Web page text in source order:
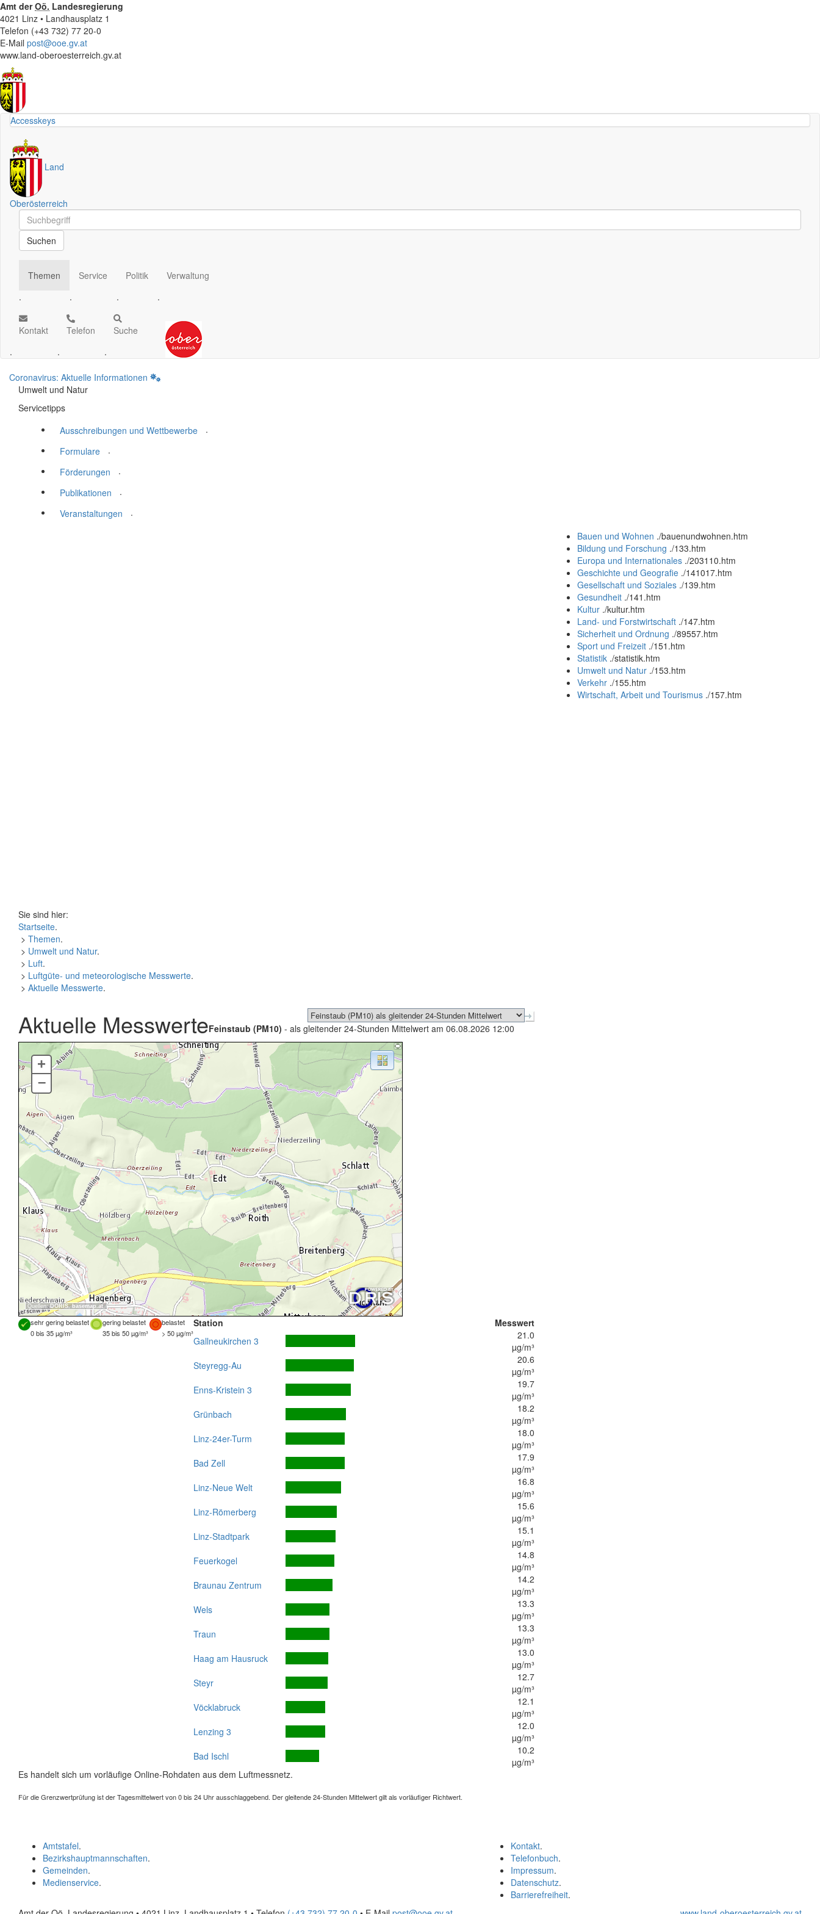
Amt derOö. Landesregierung
4021 Linz • Landhausplatz 1
Telefon (+43 732) 77 20-0
E-Mail post@ooe.gv.at
www.land-oberoesterreich.gv.at
Accesskeys
Land
Oberösterreich
Schnellsuche
Schnellsuche
Suchen
Themen
.
Service
.
Politik
.
Verwaltung
.
Kontakt
.
Telefon
.
Suche
.
Coronavirus: Aktuelle Informationen
Umwelt und Natur
Servicetipps
Ausschreibungen und Wettbewerbe
.
Formulare
.
Förderungen
.
Publikationen
.
Veranstaltungen
.
Bauen und Wohnen ./bauenundwohnen.htm
Bildung und Forschung ./133.htm
Europa und Internationales ./203110.htm
Geschichte und Geografie ./141017.htm
Gesellschaft und Soziales ./139.htm
Gesundheit ./141.htm
Kultur ./kultur.htm
Land- und Forstwirtschaft ./147.htm
Sicherheit und Ordnung ./89557.htm
Sport und Freizeit ./151.htm
Statistik ./statistik.htm
Umwelt und Natur ./153.htm
Verkehr ./155.htm
Wirtschaft, Arbeit und Tourismus ./157.htm
Sie sind hier:
Startseite.
> Themen.
> Umwelt und Natur.
> Luft.
> Luftgüte- und meteorologische Messwerte.
> Aktuelle Messwerte.
Aktuelle MesswerteFeinstaub (PM10) - als gleitender 24-Stunden Mittelwert am 06.08.2026 12:00
Quellen: DORIS,basemap.at
+
–
sehr gering belastet gering belastet
belastet
0 bis 35 µg/m³
35 bis 50 µg/m³ > 50 µg/m³
Station
Messwert
Gallneukirchen 3
21.0
µg/m³
Steyregg-Au
20.6
µg/m³
Enns-Kristein 3
19.7
µg/m³
Grünbach
18.2
µg/m³
Linz-24er-Turm
18.0
µg/m³
Bad Zell
17.9
µg/m³
Linz-Neue Welt
16.8
µg/m³
Linz-Römerberg
15.6
µg/m³
Linz-Stadtpark
15.1
µg/m³
Feuerkogel
14.8
µg/m³
Braunau Zentrum
14.2
µg/m³
Wels
13.3
µg/m³
Traun
13.3
µg/m³
Haag am Hausruck
13.0
µg/m³
Steyr
12.7
µg/m³
Vöcklabruck
12.1
µg/m³
Lenzing 3
12.0
µg/m³
Bad Ischl
10.2
µg/m³
Es handelt sich um vorläufige Online-Rohdaten aus dem Luftmessnetz.
Für die Grenzwertprüfung ist der Tagesmittelwert von 0 bis 24 Uhr ausschlaggebend. Der gleitende 24-Stunden Mittelwert gilt als vorläufiger Richtwert.
Kontakt.
Telefonbuch.
Impressum.
Datenschutz.
Barrierefreiheit.
Amtstafel.
Bezirkshauptmannschaften.
Gemeinden.
Medienservice.